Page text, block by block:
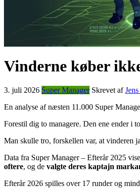
Vinderne køber
3. juli 2026 Super Manager Skrevet af
En analyse af næsten 11.000 Super
Forestil dig to managere. Den ene ender i
Man skulle tro, forskellen var, at vinderen
Data fra Super Manager – Efterår 2025
oftere, og de valgte deres kaptajn
Efterår 2026 spilles over 17 runder og